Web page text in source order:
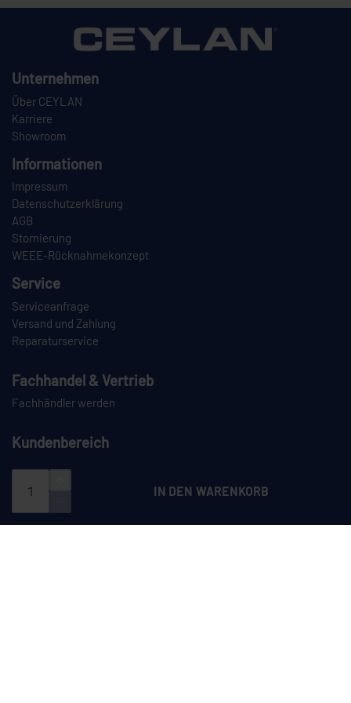
IN DEN WARENKORB
Unternehmen
Über CEYLAN
Karriere
Showroom
Informationen
Impressum
Datenschutzerklärung
AGB
Stornierung
WEEE-Rücknahmekonzept
Service
Serviceanfrage
Versand und Zahlung
Reparaturservice
Fachhandel & Vertrieb
Fachhändler werden
Kundenbereich